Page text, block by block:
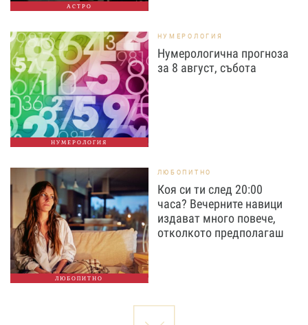
АСТРО
НУМЕРОЛОГИЯ
НУМЕРОЛОГИЯ
Нумерологична прогноза
за 8 август, събота
ЛЮБОПИТНО
ЛЮБОПИТНО
Коя си ти след 20:00
часа? Вечерните навици
издават много повече,
отколкото предполагаш